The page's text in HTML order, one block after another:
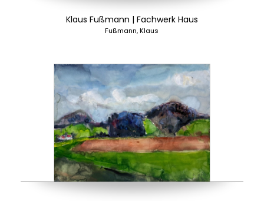
Klaus Fußmann | Fachwerk Haus
Fußmann, Klaus